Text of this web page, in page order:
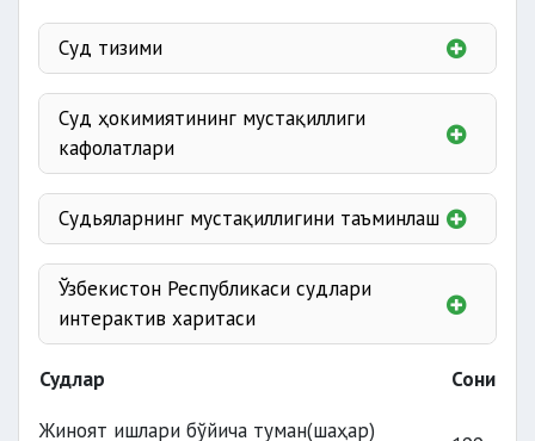
Суд тизими
суди
суди
Суд ҳокимиятининг мустақиллиги
кафолатлари
Судьяларнинг мустақиллигини таъминлаш
Ўзбекистон Республикаси судлари
интерактив харитаси
Судлар
Сони
Жиноят ишлари бўйича туман(шаҳар)